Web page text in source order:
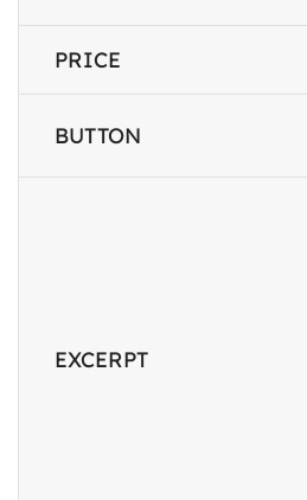
PRICE
BUTTON
EXCERPT